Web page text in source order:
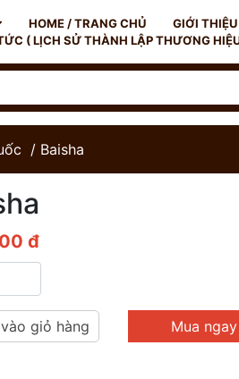
HOME / TRANG CHỦ GIỚI THIỆU
( LỊCH SỬ THÀNH LẬP THƯƠNG
/ Baisha
đ
giỏ hàng Mua ngay